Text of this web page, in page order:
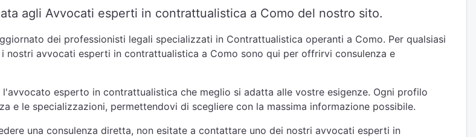
agli Avvocati esperti in contrattualistica a Como del nostro sito.
dei professionisti legali specializzati in Contrattualistica operanti a Como. Per qualsiasi
nostri avvocati esperti in contrattualistica a Como sono qui per offrirvi consulenza e
esperto in contrattualistica che meglio si adatta alle vostre esigenze. Ogni profilo
e le specializzazioni, permettendovi di scegliere con la massima informazione possibile.
una consulenza diretta, non esitate a contattare uno dei nostri avvocati esperti in